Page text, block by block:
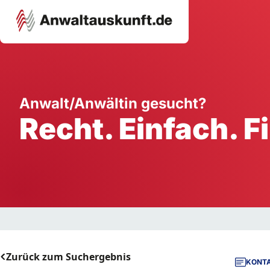
Ausbildung
Handwerk
Dienstleistung
Anwalt/Anwältin gesucht?
Recht. Einfach.
Zurück zum Suchergebnis